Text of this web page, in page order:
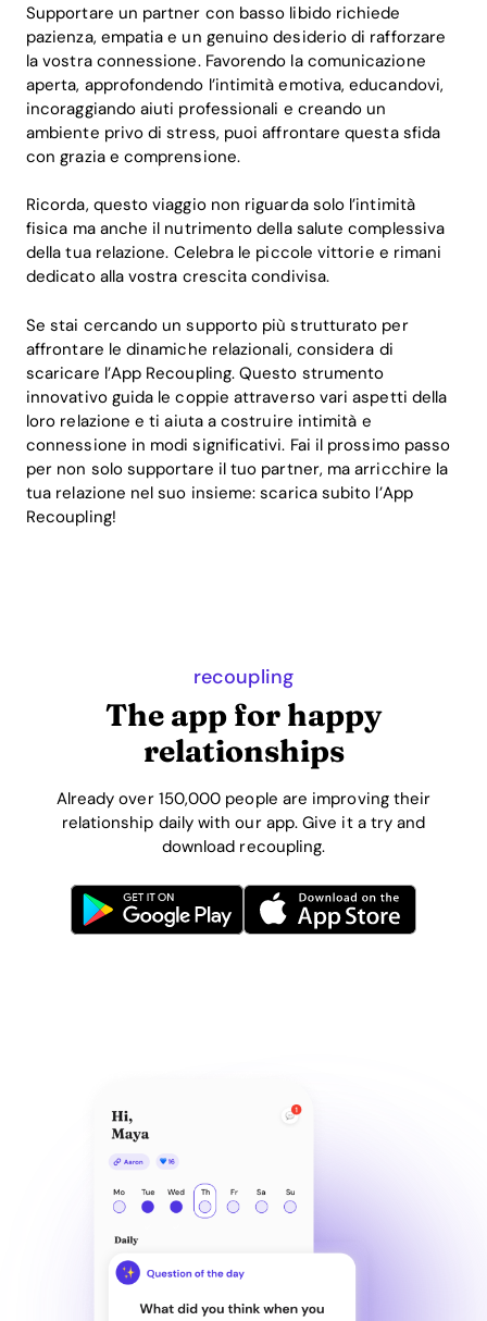
Supportare un partner con basso libido richiede
pazienza, empatia e un genuino desiderio di rafforzare
la vostra connessione. Favorendo la comunicazione
aperta, approfondendo l’intimità emotiva, educandovi,
incoraggiando aiuti professionali e creando un
ambiente privo di stress, puoi affrontare questa sfida
con grazia e comprensione.
Ricorda, questo viaggio non riguarda solo l’intimità
fisica ma anche il nutrimento della salute complessiva
della tua relazione. Celebra le piccole vittorie e rimani
dedicato alla vostra crescita condivisa.
Se stai cercando un supporto più strutturato per
affrontare le dinamiche relazionali, considera di
scaricare l’App Recoupling. Questo strumento
innovativo guida le coppie attraverso vari aspetti della
loro relazione e ti aiuta a costruire intimità e
connessione in modi significativi. Fai il prossimo passo
per non solo supportare il tuo partner, ma arricchire la
tua relazione nel suo insieme: scarica subito l’App
Recoupling!
recoupling
The app for happy
relationships
Already over 150,000 people are improving their
relationship daily with our app. Give it a try and
download recoupling.